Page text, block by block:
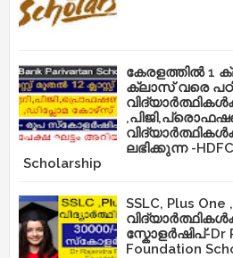
കേരളത്തിൽ 1
ക്ലാസ് വരെ
ലഭിക്കുന്ന -
Scholarship
SSLC, Plus One
സ്കോളർഷിപ്-Dr
Foundation